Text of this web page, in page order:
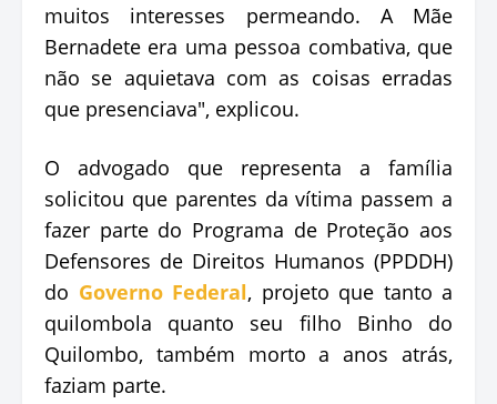
muitos interesses permeando. A Mãe
Bernadete era uma pessoa combativa, que
não se aquietava com as coisas erradas
que presenciava", explicou.
O advogado que representa a família
solicitou que parentes da vítima passem a
fazer parte do Programa de Proteção aos
Defensores de Direitos Humanos (PPDDH)
do Governo Federal, projeto que tanto a
quilombola quanto seu filho Binho do
Quilombo, também morto a anos atrás,
faziam parte.